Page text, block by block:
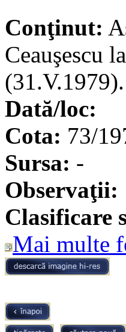
Conţinut:
Ceauşescu
(31.V.1979).
Dată/loc:
Cota: 73/
Sursa: -
Observaţii:
Clasificare
Mai multe